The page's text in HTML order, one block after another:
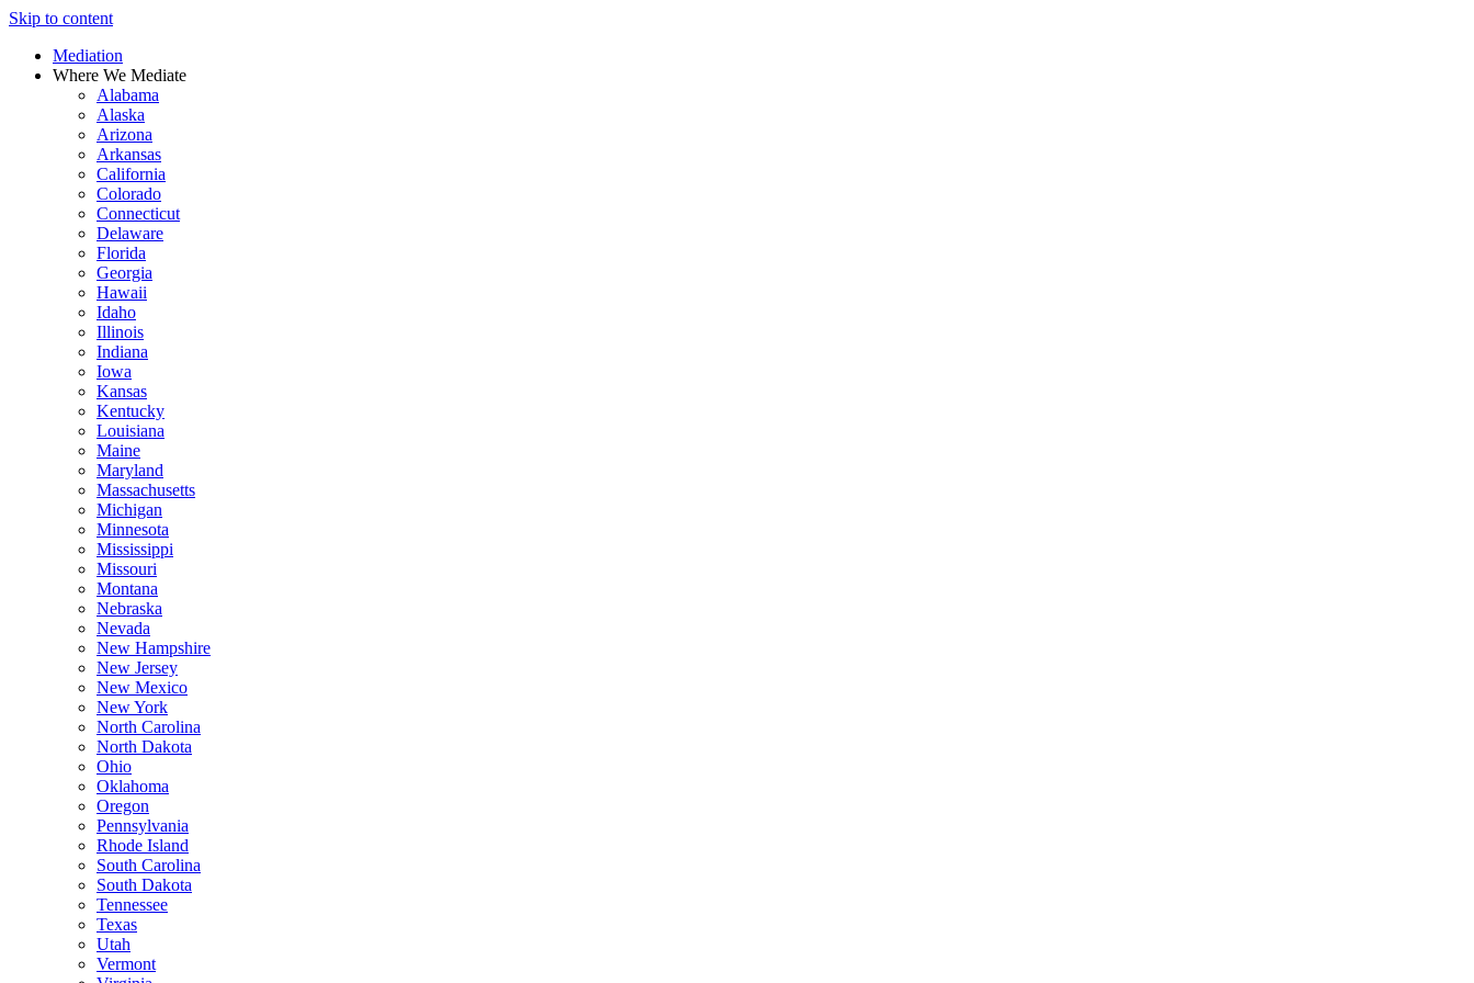
Skip to content
Mediation
Where We Mediate
Alabama
Alaska
Arizona
Arkansas
California
Colorado
Connecticut
Delaware
Florida
Georgia
Hawaii
Idaho
Illinois
Indiana
Iowa
Kansas
Kentucky
Louisiana
Maine
Maryland
Massachusetts
Michigan
Minnesota
Mississippi
Missouri
Montana
Nebraska
Nevada
New Hampshire
New Jersey
New Mexico
New York
North Carolina
North Dakota
Ohio
Oklahoma
Oregon
Pennsylvania
Rhode Island
South Carolina
South Dakota
Tennessee
Texas
Utah
Vermont